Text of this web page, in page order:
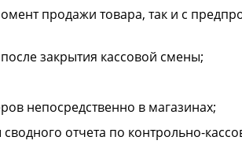
продажи товара, так и с
закрытия кассовой смены;
непосредственно в магазинах;
отчета по контрольно-